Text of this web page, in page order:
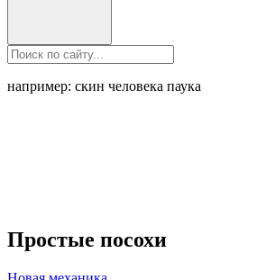
например: скин человека паука
Простые посохи